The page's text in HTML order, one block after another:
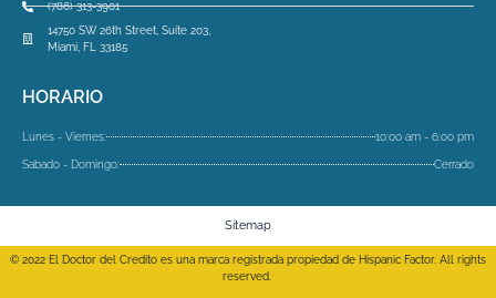
(786) 313-3901
14750 SW 26th Street, Suite 203,
Miami, FL 33185
HORARIO
Lunes - Viernes: 10:00 am - 6:00 pm
Sabado - Domingo: Cerrado
Sitemap
© 2022 El Doctor del Credito es una marca registrada propiedad de Hispanic Factor. All rights
reserved.